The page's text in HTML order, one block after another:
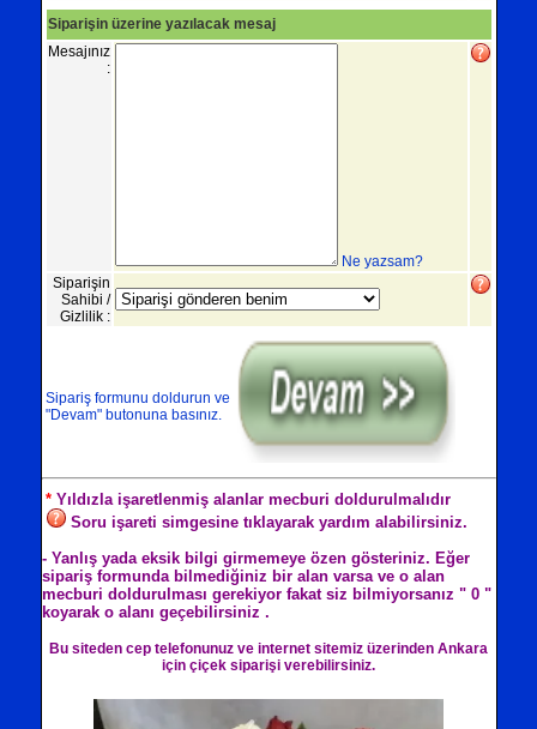
Siparişin üzerine yazılacak mesaj
Mesajınız
:
Ne yazsam?
Siparişin
Sahibi /
Gizlilik :
Sipariş formunu doldurun ve
"Devam" butonuna basınız.
* Yıldızla işaretlenmiş alanlar mecburi doldurulmalıdır
Soru işareti simgesine tıklayarak yardım alabilirsiniz.
- Yanlış yada eksik bilgi girmemeye özen gösteriniz. Eğer
sipariş formunda bilmediğiniz bir alan varsa ve o alan
mecburi doldurulması gerekiyor fakat siz bilmiyorsanız " 0 "
koyarak o alanı geçebilirsiniz .
Bu siteden cep telefonunuz ve internet sitemiz üzerinden Ankara
için çiçek siparişi verebilirsiniz.